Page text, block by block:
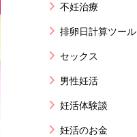
不妊治療
排卵日計算ツール
セックス
男性妊活
妊活体験談
妊活のお金